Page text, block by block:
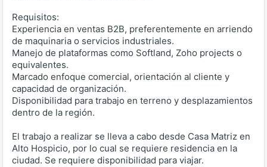
Requisitos:
Experiencia en ventas B2B, preferentemente en arriendo
de maquinaria o servicios industriales.
Manejo de plataformas como Softland, Zoho projects o
equivalentes.
Marcado enfoque comercial, orientación al cliente y
capacidad de organización.
Disponibilidad para trabajo en terreno y desplazamientos
dentro de la región.
El trabajo a realizar se lleva a cabo desde Casa Matriz en
Alto Hospicio, por lo cual se requiere residencia en la
ciudad. Se requiere disponibilidad para viajar.